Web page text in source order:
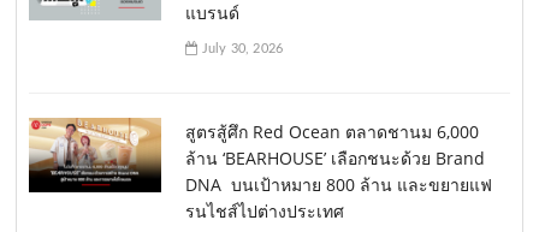
แบรนด์
July 30, 2026
สูตรสู้ศึก Red Ocean ตลาดชานม 6,000
ล้าน ‘BEARHOUSE’ เลือกชนะด้วย Brand
DNA บนเป้าหมาย 800 ล้าน และขยายแฟ
รนไชส์ไปต่างประเทศ